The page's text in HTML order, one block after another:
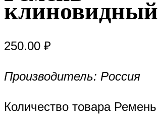
клиновидный
250.00 ₽
Производитель: Россия
Количество товара Ремень